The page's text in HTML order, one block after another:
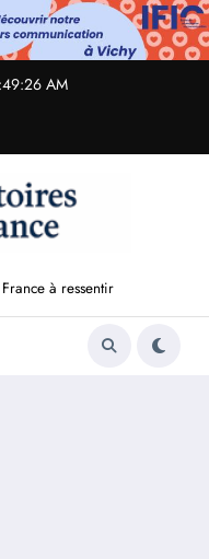
AM
à ressentir